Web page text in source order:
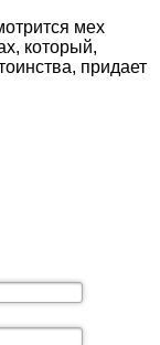
мех
который,
придает